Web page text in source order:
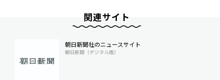
関連サイト
朝日新聞社のニュースサイト
朝日新聞（デジタル版）